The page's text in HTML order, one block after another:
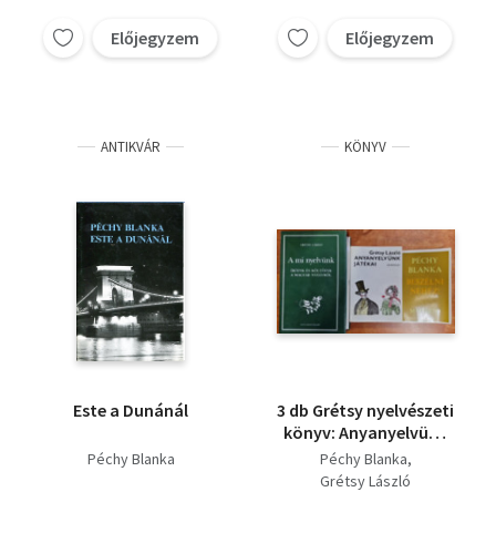
Előjegyzem Előjegyzem
ANTIKVÁR
Este a Dunánál
Péchy Blanka
KÖNYV
3 db Grétsy nyelvészeti
könyv: Anyanyelvünk
játékai,A mi
nyelvünk,Beszélni
Péchy Blanka
Grétsy László